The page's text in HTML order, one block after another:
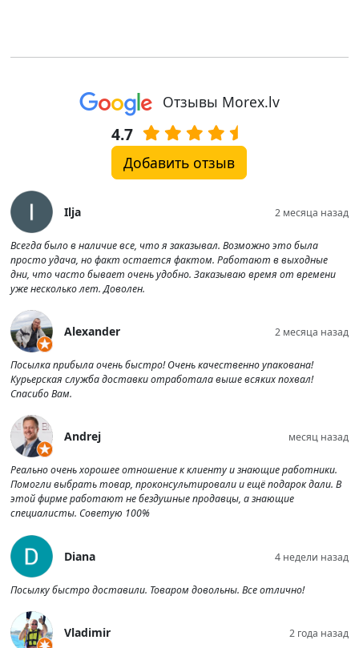
Отзывы Morex.lv
4.7
Добавить отзыв
Ilja 2 месяца назад
Всегда было в наличие все, что я заказывал. Возможно это была
просто удача, но факт остается фактом. Работают в выходные
дни, что часто бывает очень удобно. Заказываю время от времени
уже несколько лет. Доволен.
Alexander 2 месяца назад
Посылка прибыла очень быстро! Очень качественно упакована!
Курьерская служба доставки отработала выше всяких похвал!
Спасибо Вам.
Andrej месяц назад
Реально очень хорошее отношение к клиенту и знающие работники.
Помогли выбрать товар, проконсультировали и ещё подарок дали. В
этой фирме работают не бездушные продавцы, а знающие
специалисты. Советую 100%
Diana 4 недели назад
Посылку быстро доставили. Товаром довольны. Все отлично!
Vladimir 2 года назад